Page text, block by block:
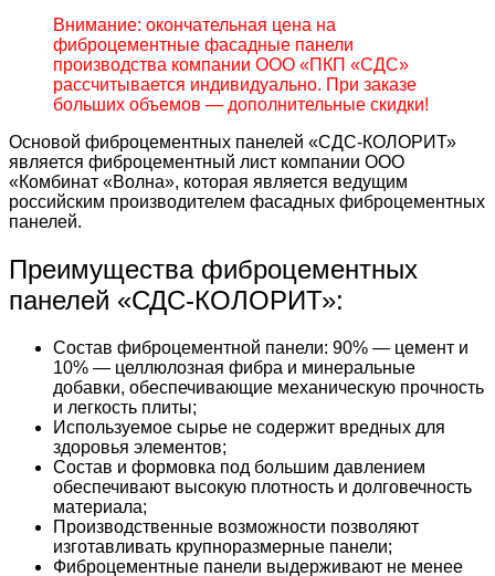
Внимание: окончательная цена на
фиброцементные фасадные панели
производства компании ООО «ПКП «СДС»
рассчитывается индивидуально. При заказе
больших объемов — дополнительные скидки!
Основой фиброцементных панелей «СДС-КОЛОРИТ»
является фиброцементный лист компании ООО
«Комбинат «Волна», которая является ведущим
российским производителем фасадных фиброцементных
панелей.
Преимущества фиброцементных
панелей «СДС-КОЛОРИТ»:
Состав фиброцементной панели: 90% — цемент и
10% — целлюлозная фибра и минеральные
добавки, обеспечивающие механическую прочность
и легкость плиты;
Используемое сырье не содержит вредных для
здоровья элементов;
Состав и формовка под большим давлением
обеспечивают высокую плотность и долговечность
материала;
Производственные возможности позволяют
изготавливать крупноразмерные панели;
Фиброцементные панели выдерживают не менее